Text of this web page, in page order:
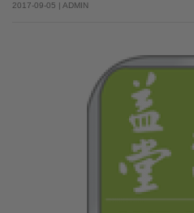
2017-09-05 | ADMIN